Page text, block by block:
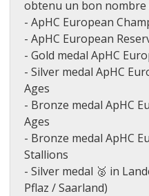
obtenu un bon nombre
- ApHC European
- ApHC European
- Gold medal ApHC
- Silver medal ApHC
Ages
- Bronze medal ApHC
Ages
- Bronze medal ApHC
Stallions
- Silver medal 🥈 in
Pflaz / Saarland)